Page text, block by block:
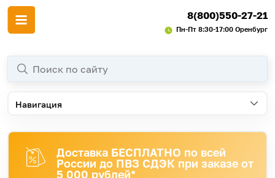
8(800)550-27-21
Пн-Пт 8:30-17:00 Оренбург
Навигация
Доставка БЕСПЛАТНО по всей
России до ПВЗ СДЭК при заказе от
5 000 рублей*